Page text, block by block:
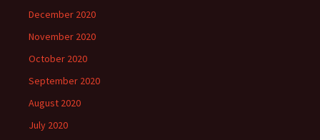
December 2020
November 2020
October 2020
September 2020
August 2020
July 2020